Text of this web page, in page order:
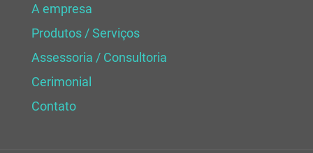
A empresa
Produtos / Serviços
Assessoria / Consultoria
Cerimonial
Contato